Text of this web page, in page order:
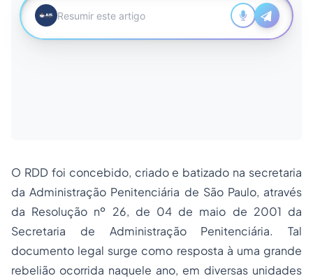
O RDD foi concebido, criado e batizado na secretaria
da Administração Penitenciária de São Paulo, através
da Resolução nº 26, de 04 de maio de 2001 da
Secretaria de Administração Penitenciária. Tal
documento legal surge como resposta à uma grande
rebelião ocorrida naquele ano, em diversas unidades